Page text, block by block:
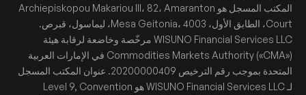
المكتب المسجل هو Archiepiskopou Makariou III، 82، Amaranton
Court، الطابق الأول، Mesa Geitonia، 4003، ليماسول، قبرص.
WISUNO Financial Services LLC مرخّصة وخاضعة لرقابة هيئة
Commodities Markets Authority («CMA») في الإمارات العربية
المتحدة بموجب رقم الترخيص 20200000409. عنوان المكتب المسجل
لـ WISUNO Financial Services LLC هو Level 9, Convention